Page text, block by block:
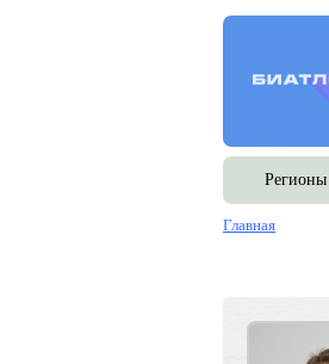
Регионы
Главная